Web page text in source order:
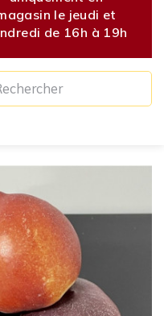
le jeudi et
de 16h à 19h